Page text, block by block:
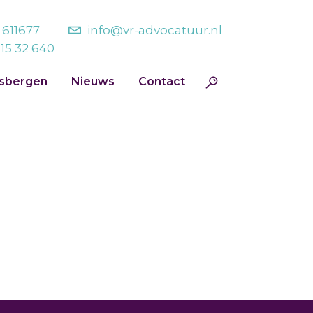
info@vr-advocatuur.nl
611677
32 640
Nieuws Contact